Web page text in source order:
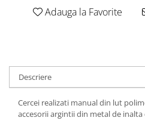
Adauga la Favorite
Descriere
Cercei realizati manual din lut
accesorii argintii din metal de inalta